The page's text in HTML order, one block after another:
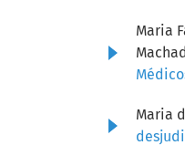
Maria
Maria